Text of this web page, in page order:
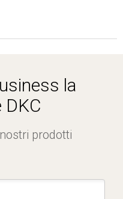
la
prodotti